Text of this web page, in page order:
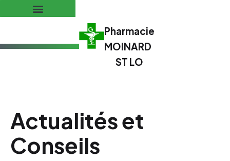
Pharmacie
MOINARD
ST LO
Actualités et
Conseils